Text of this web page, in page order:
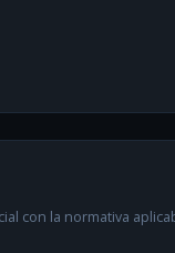
con la normativa